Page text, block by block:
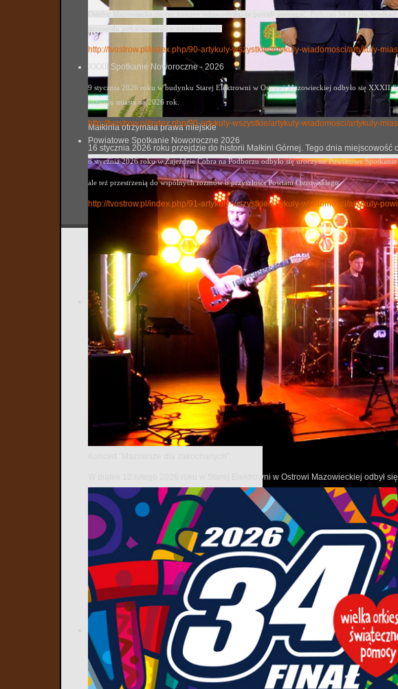
Małkinia otrzymała prawa miejskie
16 stycznia 2026 roku przejdzie do historii Małkini Górnej. Tego dnia
W piątek 12 lutego 2026 roku w Starej Elektrowni w Ostrowi Mazowieckiej odbył
http://tvostrow.pl/index.php/90-artykuly-wszystkie/artykuly-wiadomosci/artykuly-
XXXII Spotkanie Noworoczne - 2026
9 stycznia 2026 roku w budynku Starej Elektrowni w Ostrowi Mazowieckiej odbyło się XXXII
rozwoju miasta na 2026 rok.
http://tvostrow.pl/index.php/90-artykuly-wszystkie/artykuly-wiadomosci/artykuly-
Powiatowe Spotkanie Noworoczne 2026
8 stycznia 2026 roku w Zajeździe Cobra na Podborzu odbyło się uroczyste Powiatowe
ale też przestrzenią do wspólnych rozmów o przyszłości Powiatu Ostrowskiego.
http://tvostrow.pl/index.php/91-artykuly-wszystkie/artykuly-wiadomosci/artykuly-
Informacje z Mazowsza
tvostrow
Utworzono: 06 październik 2025